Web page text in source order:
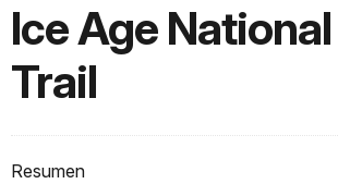
Ice Age
Trail
Resumen